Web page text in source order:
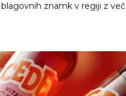
znamk v regiji z več